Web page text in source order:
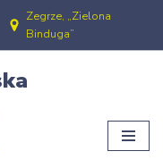
Zegrze, „Zielona
Binduga”